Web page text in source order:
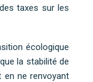
taxes sur les
écologique
la stabilité de
en ne renvoyant